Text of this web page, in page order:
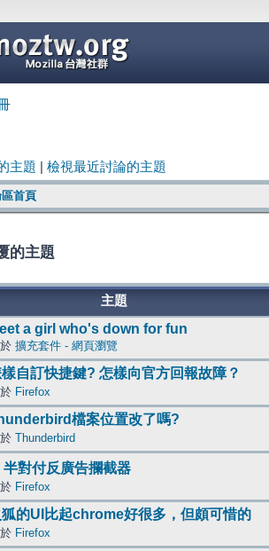
主題 檢視最近討論的主題
首頁
的主題
主題
a girl who's down for fun
擴充套件 - 網頁瀏覽
自訂快捷鍵? 怎樣向官方回報故障？
Firefox
檔案位置改了嗎?
Thunderbird
半對付反廣告攔截器
Firefox
狐的UI比起chrome好很多，但頗可惜的
Firefox